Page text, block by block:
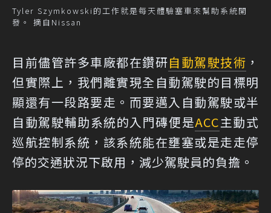
Tyler Szymkowski的工作就是每天體驗塞車來幫助系統開
發。 摘自Nissan
目前儘管許多車廠都在鑽研自動駕駛技術 ，
但實際上，我們離實現全自動駕駛的目標明
顯還有一段路要走。而要邁入自動駕駛或半
自動駕駛輔助系統的入門磚便是ACC主動式
巡航控制系統，該系統能在壅塞或是走走停
停的交通狀況下啟用，減少駕駛員的負擔。